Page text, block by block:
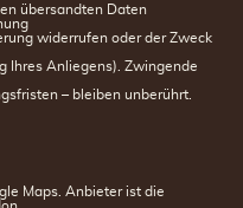
übersandten Daten
widerrufen oder der Zweck
Ihres Anliegens). Zwingende
– bleiben unberührt.
Maps. Anbieter ist die